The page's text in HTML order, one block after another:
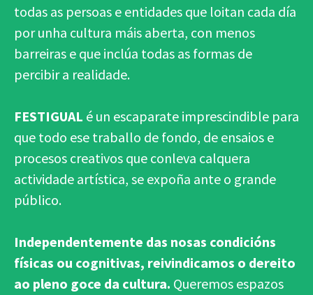
todas as persoas e entidades que loitan cada día
por unha cultura máis aberta, con menos
barreiras e que inclúa todas as formas de
percibir a realidade.
FESTIGUAL é un escaparate imprescindible para
que todo ese traballo de fondo, de ensaios e
procesos creativos que conleva calquera
actividade artística, se expoña ante o grande
público.
Independentemente das nosas condicións
físicas ou cognitivas, reivindicamos o dereito
ao pleno goce da cultura. Queremos espazos